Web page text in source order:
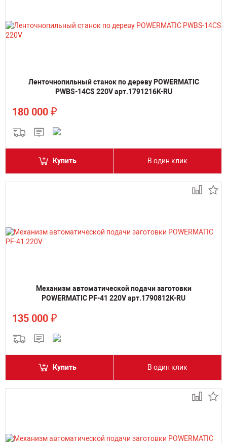
Ленточнопильный станок по дереву POWERMATIC
PWBS-14CS 220V арт.1791216K-RU
180 000 ₽
Купить В один клик
Механизм автоматической подачи заготовки
POWERMATIC PF-41 220V арт.1790812K-RU
135 000 ₽
Купить В один клик